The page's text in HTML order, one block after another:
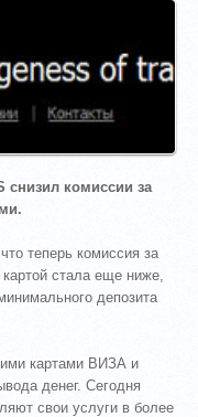
снизил комиссии за
теперь комиссия за
стала еще ниже,
депозита
картами ВИЗА и
денег. Сегодня
свои услуги в более